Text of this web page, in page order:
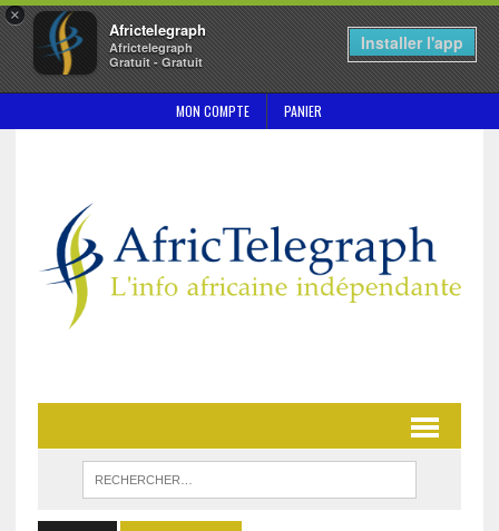
×
Africtelegraph
Africtelegraph
Gratuit - Gratuit
Installer l'app
MON COMPTE PANIER